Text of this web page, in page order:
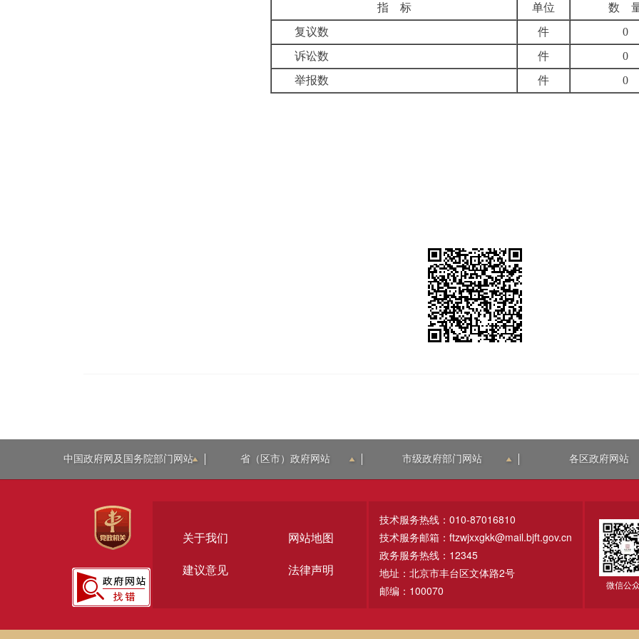
指 标
单位
数
复议数
件
0
诉讼数
件
0
举报数
件 0
中国政府网及国务院部门网站 省（区市）政府网站 市级政府部门网站 各区政府网站
关于我们 网站地图
建议意见 法律声明
技术服务热线：010-87016810
技术服务邮箱：ftzwjxxgkk@mail.bjft.gov.cn
政务服务热线：12345
地址：北京市丰台区文体路2号
邮编：100070
微信公